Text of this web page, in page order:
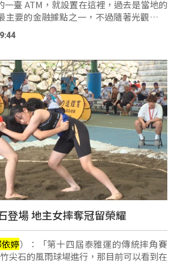
一臺 ATM，就設置在這裡，過去是當地的
主要的金融據點之一，不過隨著光觀與生
的金融服務也逐步擴點，陸續在農會以及
ATM，而 …
登場 地主女摔奪冠留榮耀
依婷）：「第十四屆泰雅運的傳統摔角賽
尖石的風雨球場進行，那目前可以看到在